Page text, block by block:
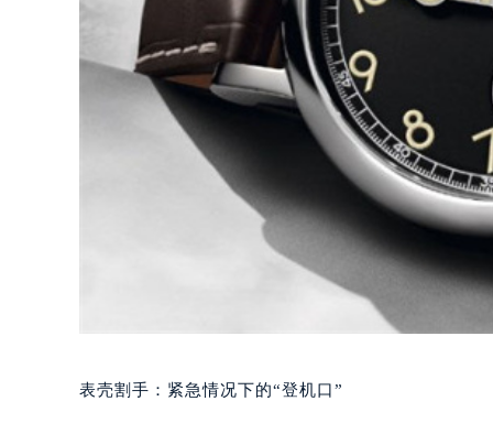
表壳割手：紧急情况下的“登机口”